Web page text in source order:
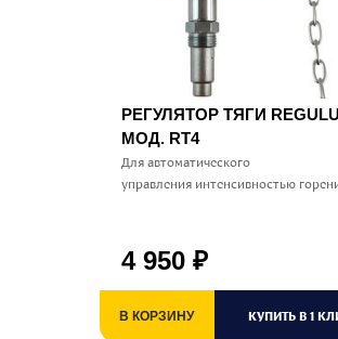
РЕГУЛЯТОР ТЯГИ
МОД. RT4
Для автоматического
управления интенсивностью
4 950 ₽
В КОРЗИНУ КУПИТЬ В 1